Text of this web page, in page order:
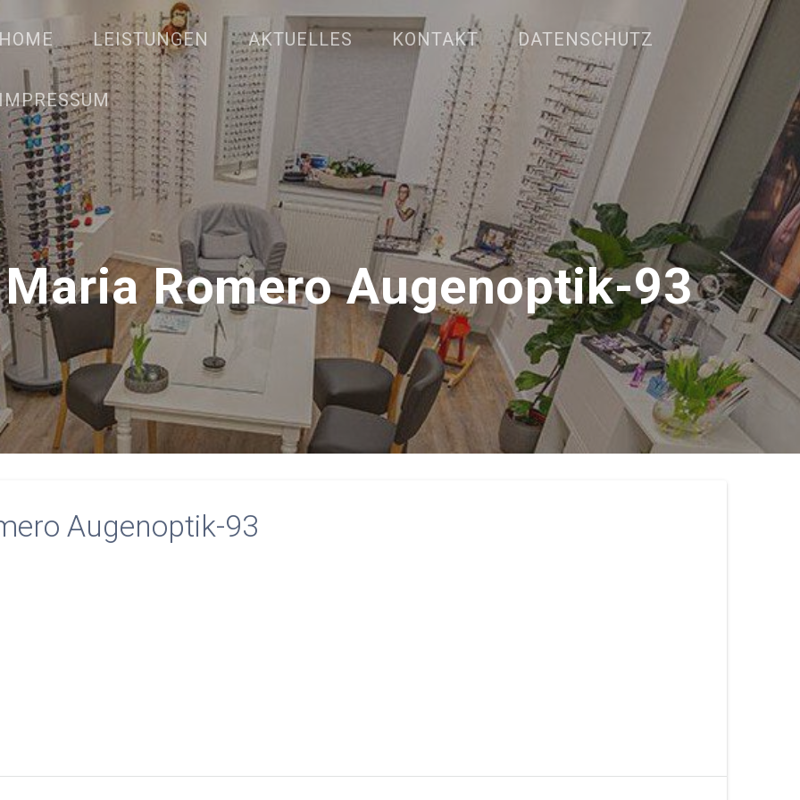
HOME LEISTUNGEN AKTUELLES KONTAKT DATENSCHUTZ
IMPRESSUM
Romero Augenoptik-93
Augenoptik-93